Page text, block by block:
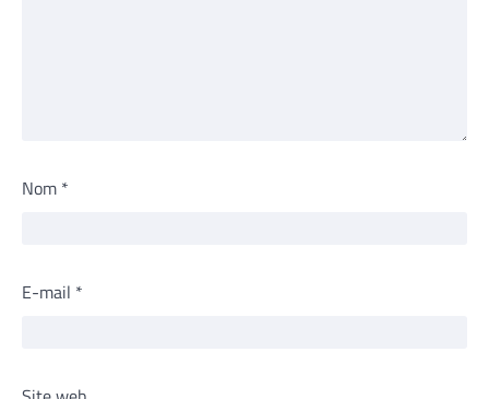
Nom *
E-mail *